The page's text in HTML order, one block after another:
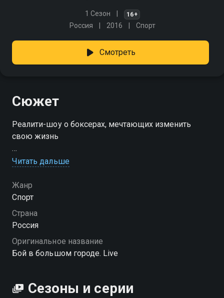
1 Сезон 16+
Россия 2016 Спорт
Смотреть
Сюжет
Реалити-шоу о боксерах, мечтающих изменить
свою жизнь
Посмотреть онлайн 1 сезон сериала Бой в большом
хорошем HD качестве на Смотрёшке
Читать дальше
Жанр
Спорт
Страна
Россия
Оригинальное название
Бой в большом городе. Live
Сезоны и серии